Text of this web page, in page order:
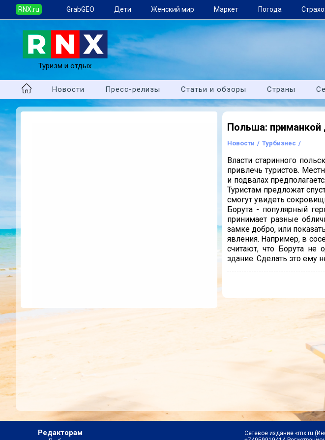
RNX.ru GrabGEO Дети Женский мир Маркет Погода
Туризм и отдых
Новости Пресс-релизы Статьи и обзоры Страны
Польша: приманкой
Новости / Турбизнес /
Власти старинного
привлечь туристов.
и подвалах
Туристам предложат
смогут увидеть
Борута - популярный
принимает разные
замке добро, или
явления. Например, в
считают, что Борута не
здание. Сделать это ему
Редакторам
Сетевое издание «rnx.ru